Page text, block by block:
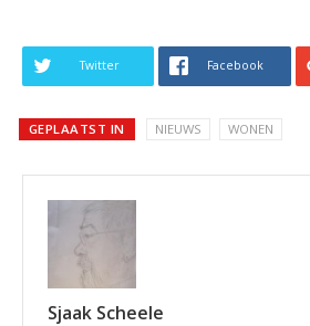
Twitter Facebook
GEPLAATST IN NIEUWS WONEN
Sjaak Scheele